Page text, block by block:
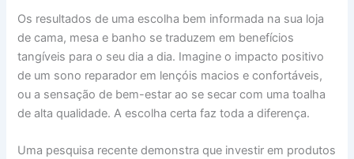
Os resultados de uma escolha bem informada na sua loja
de cama, mesa e banho se traduzem em benefícios
tangíveis para o seu dia a dia. Imagine o impacto positivo
de um sono reparador em lençóis macios e confortáveis,
ou a sensação de bem-estar ao se secar com uma toalha
de alta qualidade. A escolha certa faz toda a diferença.
Uma pesquisa recente demonstra que investir em produtos